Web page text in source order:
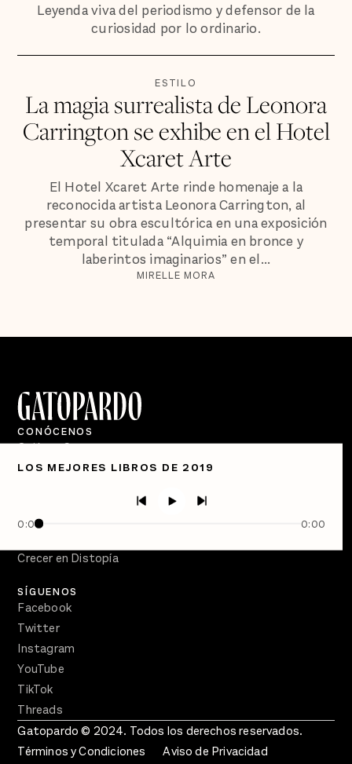
Leyenda viva del periodismo y defensor de la
curiosidad por lo ordinario.
ESTILO
La magia surrealista de Leonora
Carrington se exhibe en el Hotel
Xcaret Arte
El Hotel Xcaret Arte rinde homenaje a la
reconocida artista Leonora Carrington, al
presentar su obra escultórica en una exposición
temporal titulada “Alquimia en bronce y
laberintos imaginarios” en el...
MIRELLE MORA
LOS MEJORES LIBROS DE 2019
0:00 0:00
CONÓCENOS
Quiénes Somos
Directorio
Semanario Gatopardo
Crecer en Distopía
SÍGUENOS
Facebook
Twitter
Instagram
YouTube
TikTok
Threads
Gatopardo © 2024. Todos los derechos reservados.
Términos y Condiciones
Aviso de Privacidad